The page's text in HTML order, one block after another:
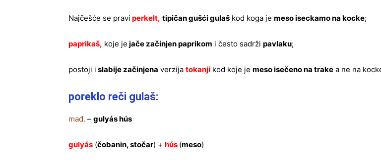
Najčešće se pravi perkelt, tipičan gušći gulaš kod koga je meso iseckamo na kocke;
paprikaš, koje je jače začinjen paprikom i često sadrži pavlaku;
postoji i slabije začinjena verzija tokanji kod koje je meso isečeno na trake a ne na
poreklo reči gulaš:
mađ. – gulyás hús
gulyás (čobanin, stočar) + hús (meso)